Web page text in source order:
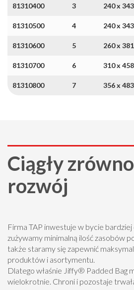
81310400 3 240 x
81310500 4 240 x
81310600 5 260 x
81310700 6 310 x
81310800 7 356 x
Ciągły
rozwój
Firma TAP inwestuje w bycie
zużywamy minimalną ilość zasobów
także staramy się zapewnić
produktów i asortymentu.
Dlatego właśnie Jiffy® Padded Bag
wielokrotnie. Chroni i pozostaje